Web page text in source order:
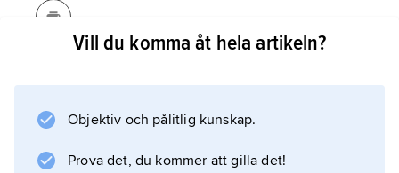
av ett företag framför allt produktionen och
arbetsorganisationen. Företagets planering
och hela den administrativa apparaten var så
Vill du komma åt hela artikeln?
Objektiv och pålitlig kunskap.
Prova det, du kommer att gilla det!